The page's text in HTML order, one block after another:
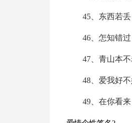
45、东西若
46、怎知错
47、青山本
48、爱我好
49、在你看